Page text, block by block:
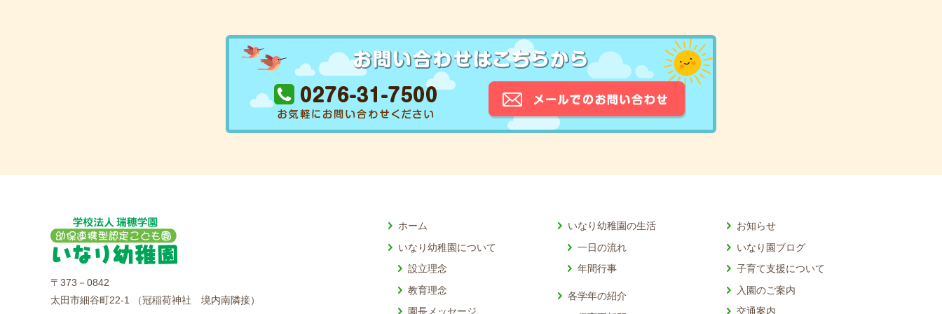
ホーム
いなり幼稚園について
設立理念
教育理念
園長メッセージ
いなり幼稚園の生活
一日の流れ
年間行事
各学年の紹介
お知らせ
いなり園ブログ
子育て支援について
入園のご案内
交通案内
〒373－0842
太田市細谷町22-1 （冠稲荷神社 境内南隣接）